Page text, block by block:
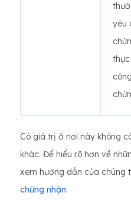
yêu
công
Có giá trị ở nơi này không
khác. Để hiểu rõ hơn về
xem hướng dẫn của chúng
chứng nhận.